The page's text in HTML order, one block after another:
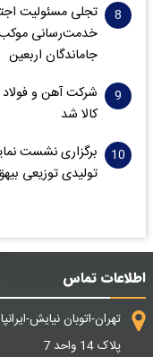
تجلی مسئولیت
خدمت‌رسانی
جاماندگان اربعین
شرکت آهن و
کالا شد
برگزاری نشست
تولیدی توزیعی
اطلاعات تماس
تهران-اتوبان نیایش-
پلاک 14 واحد 7